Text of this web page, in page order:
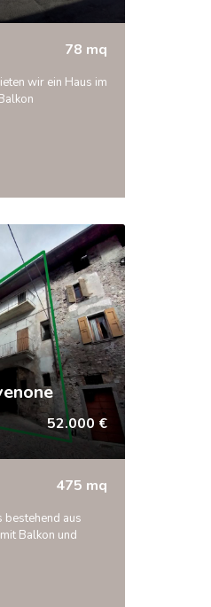
78 mq
wir ein Haus im
52.000 €
475 mq
bestehend aus
Balkon und